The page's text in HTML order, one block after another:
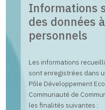
Informations
des données
personnels
Les informations
sont enregistrées dans
Pôle Développement
Communauté de
les finalités suivantes :